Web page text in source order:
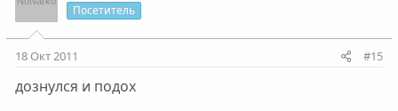
Посетитель
18 Окт 2011 #15
дознулся и подох